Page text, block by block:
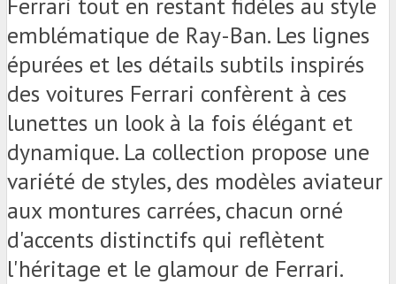
emblématique de Ray-Ban. Les lignes
épurées et les détails subtils inspirés
des voitures Ferrari confèrent à ces
lunettes un look à la fois élégant et
dynamique. La collection propose une
variété de styles, des modèles aviateur
aux montures carrées, chacun orné
d'accents distinctifs qui reflètent
l'héritage et le glamour de Ferrari.